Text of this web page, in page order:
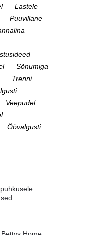
Lastele
Puuvillane
Sõnumiga
Trenni
Veepudel
Öövalgusti